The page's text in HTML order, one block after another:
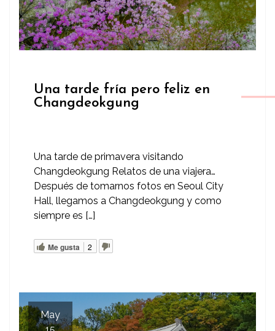
Una tarde fría pero feliz en
Changdeokgung
Una tarde de primavera visitando
Changdeokgung Relatos de una viajera…
Después de tomarnos fotos en Seoul City
Hall, llegamos a Changdeokgung y como
siempre es […]
Me gusta 2
May